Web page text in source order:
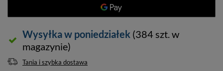
Wysyłkaw poniedziałek (384 szt. w
magazynie)
Tania i szybka dostawa